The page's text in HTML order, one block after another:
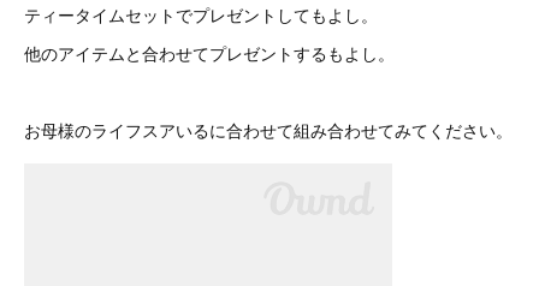
ティータイムセットでプレゼントしてもよし。
他のアイテムと合わせてプレゼントするもよし。
お母様のライフスアいるに合わせて組み合わせてみてください。